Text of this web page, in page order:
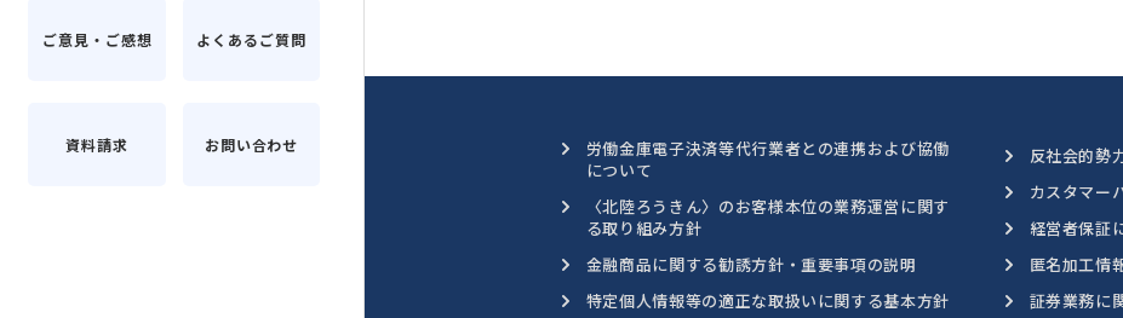
ご意見・ご感想 よくあるご質問
資料請求 お問い合わせ
労働金庫電子決済等代行業者との連携および協働
について
〈北陸ろうきん〉のお客様本位の業務運営に関す
る取り組み方針
金融商品に関する勧誘方針・重要事項の説明
特定個人情報等の適正な取扱いに関する基本方針
反社会的勢
カスタマー
経営者保証
匿名加工情
証券業務に